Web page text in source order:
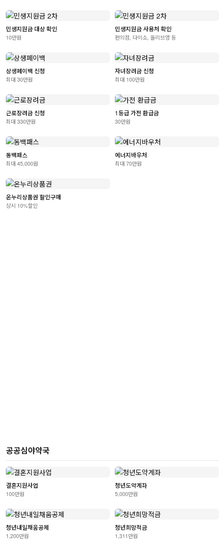
민생지원금 대상 확인
10만원
민생지원금 사용처 확인
편의점, 다이소, 올리브영 등
상생페이백 신청
최대 30만원
자녀장려금 신청
최대 100만원
근로장려금 신청
최대 330만원
1등급 가전 환급금
30만원
동백패스
최대 45,000원
에너지바우처
최대 70만원
온누리상품권 할인구매
상시 10%할인
공공심야약국
결혼지원사업
100만원
청년도약계좌
5,000만원
청년내일채움공제
1,200만원
청년희망적금
1,311만원